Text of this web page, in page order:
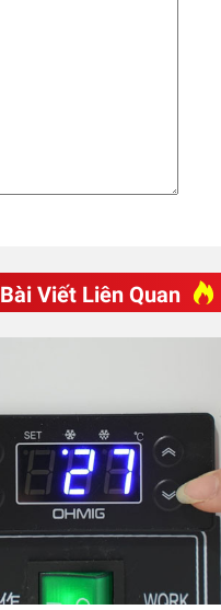
Bài Viết Liên Quan